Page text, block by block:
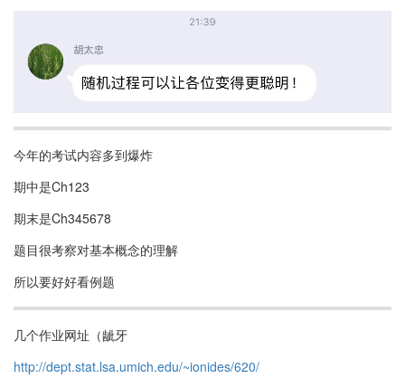
今年的考试内容多到爆炸
期中是Ch123
期末是Ch345678
题目很考察对基本概念的理解
所以要好好看例题
几个作业网址（龇牙
http://dept.stat.lsa.umich.edu/~ionides/620/